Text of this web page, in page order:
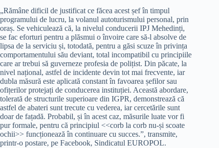
„Rămâne dificil de justificat ce făcea acest șef în timpul
programului de lucru, la volanul autoturismului personal, prin
oraș. Se vehiculează că, la nivelul conducerii IPJ Mehedinți,
se fac eforturi pentru a plăsmui o învoire care să-l absolve de
lipsa de la serviciu și, totodată, pentru a găsi scuze în privința
comportamentului său deviant, total incompatibil cu principiile
care ar trebui să guverneze profesia de polițist. Din păcate, la
nivel național, astfel de incidente devin tot mai frecvente, iar
dubla măsură este aplicată constant în favoarea șefilor sau
ofițerilor protejați de conducerea instituției. Această abordare,
tolerată de structurile superioare din IGPR, demonstrează că
astfel de abateri sunt trecute cu vederea, iar cercetările sunt
doar de fațadă. Probabil, și în acest caz, măsurile luate vor fi
pur formale, pentru că principiul <<corb la corb nu-și scoate
ochii>> funcționează în continuare cu succes.”, transmite,
printr-o postare, pe Facebook, Sindicatul EUROPOL.